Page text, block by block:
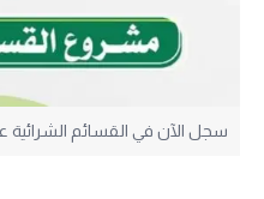
سجل الآن في القسائم الشرائية